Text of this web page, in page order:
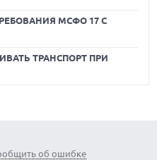
МСФО 17 С
ТРАНСПОРТ ПРИ
об ошибке